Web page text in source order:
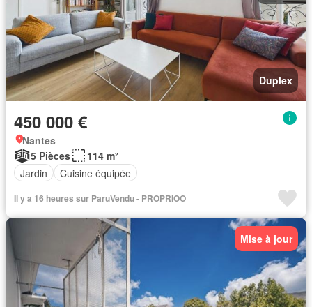
Duplex
450 000 €
Nantes
5 Pièces
114 m²
Jardin
Cuisine équipée
Il y a 16 heures sur ParuVendu - PROPRIOO
Mise à jour